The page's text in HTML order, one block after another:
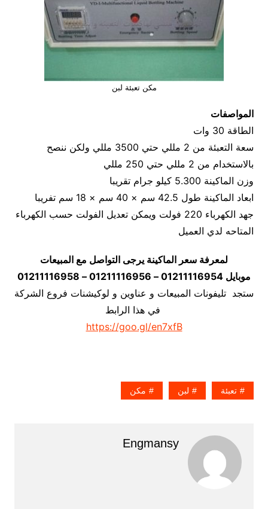
مكن تعبئة لبن
المواصفات
الطاقة 30 وات
سعة التعبئة من 2 مللي حتي 3500 مللي ولكن ننصح
بالاستخدام من 2 مللي حتي 250 مللي
وزن الماكينة 5.300 كيلو جرام تقريبا
ابعاد الماكينة طول 42.5 سم × 40 سم × 18 سم تفريبا
جهد الكهرباء 220 فولت ويمكن تعديل الفولت حسب الكهرباء
المتاحه لدي العميل
لمعرفة سعر الماكينة يرجى التواصل مع المبيعات
موبايل 01211116954 – 01211116956 – 01211116958
ستجد تليفونات المبيعات و عناوين و لوكيشنات فروع الشركة
في هذا الرابط
https://goo.gl/en7xfB
تعبئة لبن مكن
Engmansy